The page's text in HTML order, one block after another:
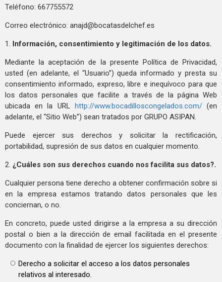
Teléfono: 667755572
Correo electrónico: anajd@bocatasdelchef.es
1. Información, consentimiento y legitimación de los datos.
Mediante la aceptación de la presente Política de Privacidad,
usted (en adelante, el “Usuario”) queda informado y presta su
consentimiento informado, expreso, libre e inequívoco para que
los datos personales que facilite a través de la página Web
ubicada en la URL http://www.bocadilloscongelados.com/(en
adelante, el “Sitio Web”) sean tratados por GRUPO ASIPAN.
Puede ejercer sus derechos y solicitar la rectificación,
portabilidad, supresión de sus datos en cualquier momento.
2. ¿Cuáles son sus derechos cuando nos facilita sus datos?.
Cualquier persona tiene derecho a obtener confirmación sobre si
en la empresa estamos tratando datos personales que les
conciernan, o no.
En concreto, puede usted dirigirse a la empresa a su dirección
postal o bien a la dirección de email facilitada en el presente
documento con la finalidad de ejercer los siguientes derechos:
Derecho a solicitar el acceso a los datos personales
relativos al interesado.